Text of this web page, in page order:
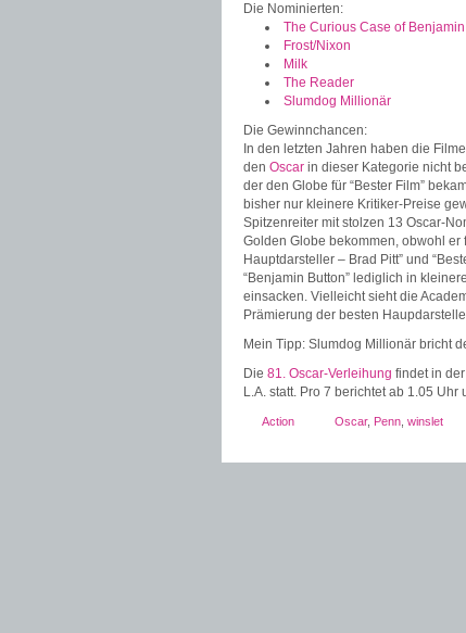
Die Nominierten:
The Curious Case of
Frost/Nixon
Milk
The Reader
Slumdog Millionär
Die Gewinnchancen:
In den letzten Jahren haben die
den Oscar in dieser Kategorie nicht
der den Globe für “Bester Film”
bisher nur kleinere Kritiker-Preise
Spitzenreiter mit stolzen 13 Oscar-
Golden Globe bekommen, obwohl er
Hauptdarsteller – Brad Pitt” und
“Benjamin Button” lediglich in
einsacken. Vielleicht sieht die
Prämierung der besten
Mein Tipp: Slumdog Millionär bricht
Die 81. Oscar-Verleihung findet in
L.A. statt. Pro 7 berichtet ab 1.05
Action Oscar, Penn winslet